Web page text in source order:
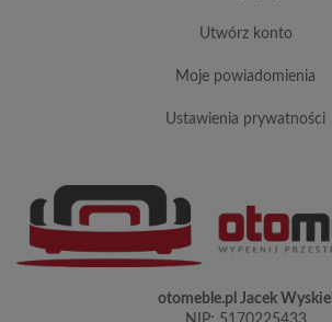
utwórz konto
moje powiadomienia
ustawienia prywatności
otomeble.pl Jacek Wyskiel